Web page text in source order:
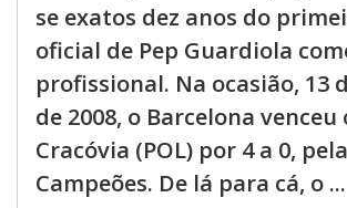
se exatos dez anos do
oficial de Pep Guardiola
profissional. Na ocasião, 13
de 2008, o Barcelona venceu
Cracóvia (POL) por 4 a 0,
Campeões. De lá para cá, o ...